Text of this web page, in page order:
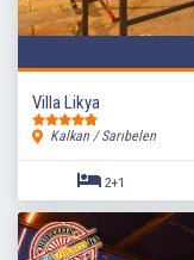
2+1
Villa Likya
Kalkan / Sarıbelen